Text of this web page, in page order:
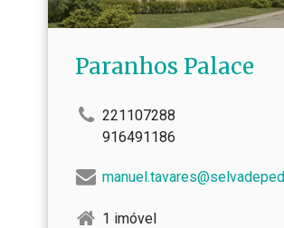
Paranhos Palace
221107288
916491186
1 imóvel